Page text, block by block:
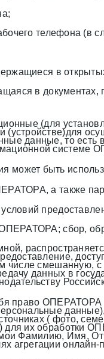
телефона (в
в
в
(для
данные, то есть
системе
может быть
а также
условий
сбор,
числе смешанную,
данных в
право
( фото,
для их обработки
Фамилию, Имя,
агрегации